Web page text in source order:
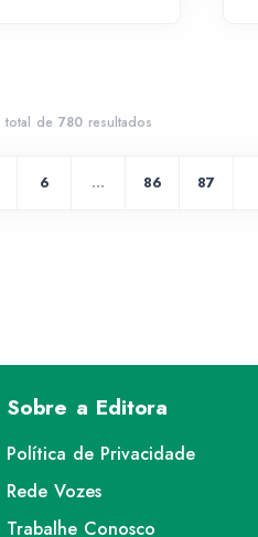
total de 780 resultados
6 ... 86 87
Sobre a Editora
Política de Privacidade
Rede Vozes
Trabalhe Conosco